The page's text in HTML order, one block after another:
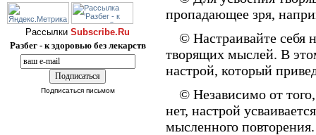
Рассылки Subscribe.Ru
Разбег - к здоровью без лекарств
Подписаться письмом
пропадающее зря,
© Настраивайте себя
творящих мыслей. В
настрой, который
© Независимо от того,
нет, настрой
мысленного повторения.